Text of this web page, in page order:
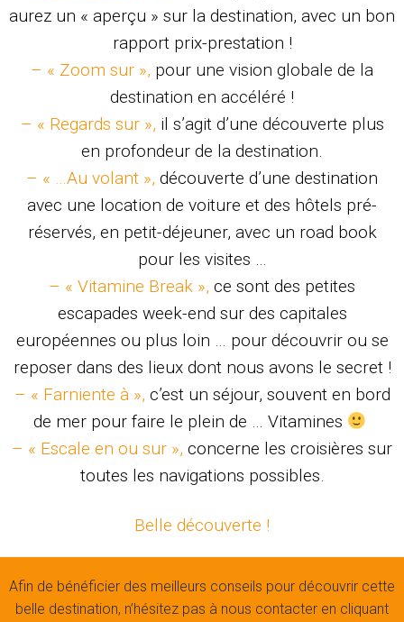
aurez un « aperçu » sur la destination, avec un bon
rapport prix-prestation !
– « Zoom sur », pour une vision globale de la
destination en accéléré !
– « Regards sur », il s’agit d’une découverte plus
en profondeur de la destination.
– « …Au volant », découverte d’une destination
avec une location de voiture et des hôtels pré-
réservés, en petit-déjeuner, avec un road book
pour les visites …
– « Vitamine Break », ce sont des petites
escapades week-end sur des capitales
européennes ou plus loin … pour découvrir ou se
reposer dans des lieux dont nous avons le secret !
– « Farniente à », c’est un séjour, souvent en bord
de mer pour faire le plein de … Vitamines
– « Escale en ou sur », concerne les croisières sur
toutes les navigations possibles.
Belle découverte !
Afin de bénéficier des meilleurs conseils pour découvrir cette
belle destination, n’hésitez pas à nous contacter en cliquant